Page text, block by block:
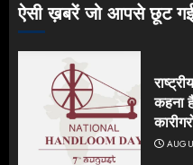
ऐसी ख़बरें जो आपसे छूट गई
कहना